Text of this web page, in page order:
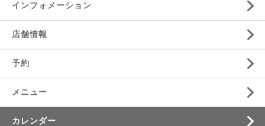
インフォメーション
店舗情報
予約
メニュー
カレンダー